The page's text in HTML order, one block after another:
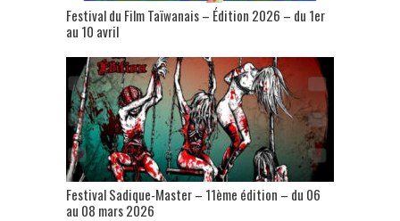
Festival du Film Taïwanais – Édition 2026 – du 1er
au 10 avril
Festival Sadique-Master – 11ème édition – du 06
au 08 mars 2026